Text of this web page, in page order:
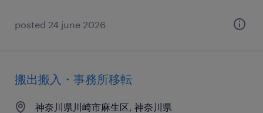
posted 24 june 2026
搬出搬入・事務所移転
神奈川県川崎市麻生区, 神奈川県